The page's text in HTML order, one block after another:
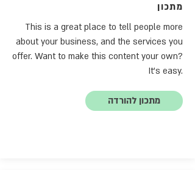
מתכון
This is a great place to tell people more
about your business, and the services you
offer. Want to make this content your own?
It's easy.
מתכון להורדה